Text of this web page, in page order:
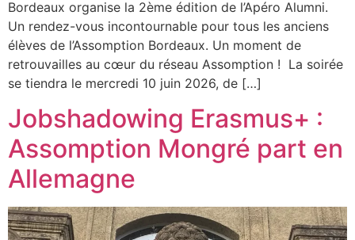
Bordeaux organise la 2ème édition de l’Apéro Alumni.
Un rendez-vous incontournable pour tous les anciens
élèves de l’Assomption Bordeaux. Un moment de
retrouvailles au cœur du réseau Assomption ! La soirée
se tiendra le mercredi 10 juin 2026, de […]
Jobshadowing Erasmus+ :
Assomption Mongré part en
Allemagne